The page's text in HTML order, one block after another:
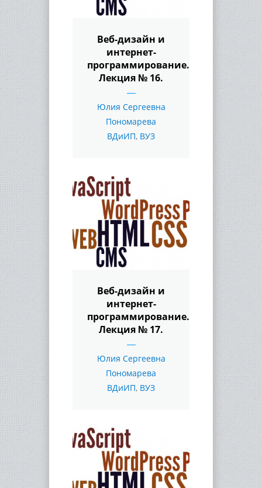
Веб-дизайн и
интернет-
программирование.
Лекция № 16.
Юлия Сергеевна
Пономарева
ВДиИП, ВУЗ
Веб-дизайн и
интернет-
программирование.
Лекция № 17.
Юлия Сергеевна
Пономарева
ВДиИП, ВУЗ